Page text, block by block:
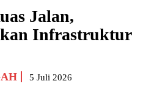
Jalan,
Infrastruktur
5 Juli 2026